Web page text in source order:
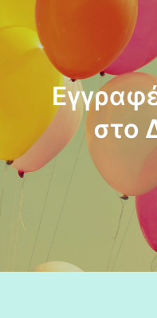
στο